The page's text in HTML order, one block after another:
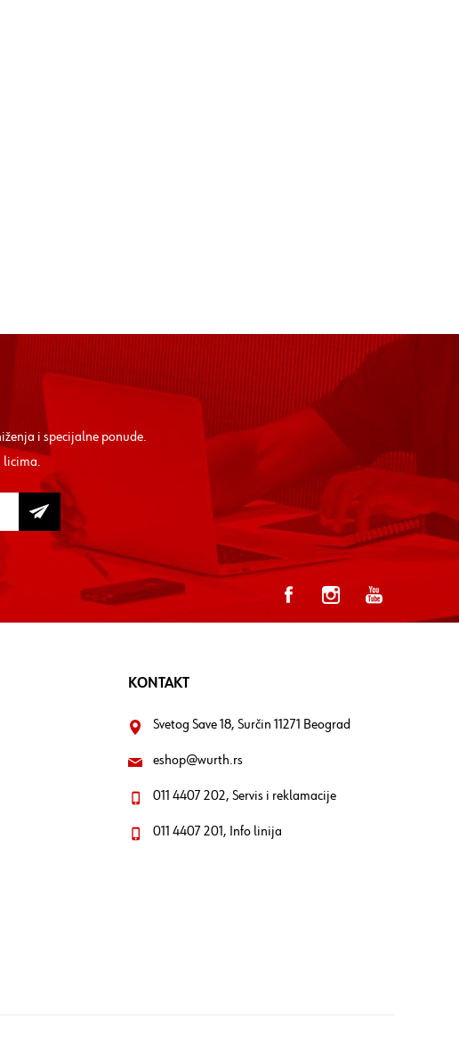
i specijalne ponude.
licima.
KONTAKT
Svetog Save 18, Surčin 11271 Beograd
eshop@wurth.rs
011 4407 202, Servis i reklamacije
011 4407 201, Info linija